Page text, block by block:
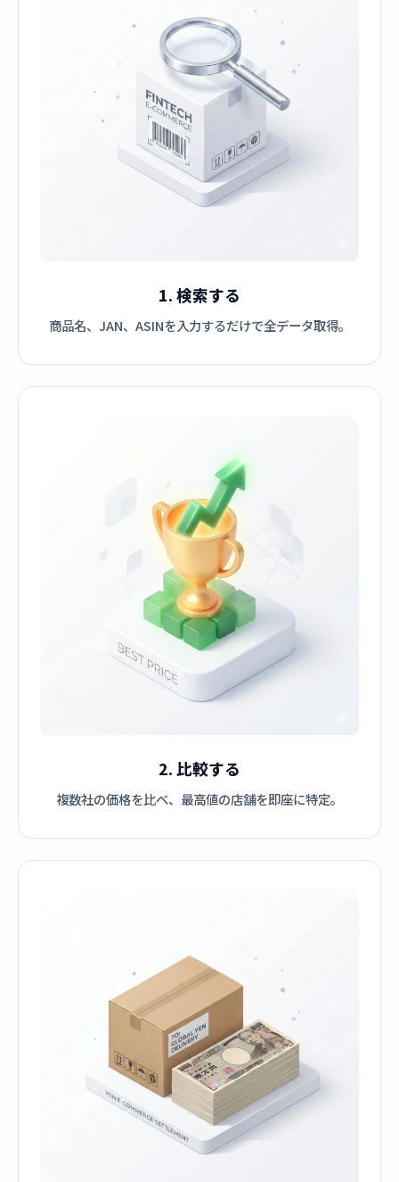
1. 検索する
商品名、JAN、ASINを入力するだけで全データ取得。
2. 比較する
複数社の価格を比べ、最高値の店舗を即座に特定。